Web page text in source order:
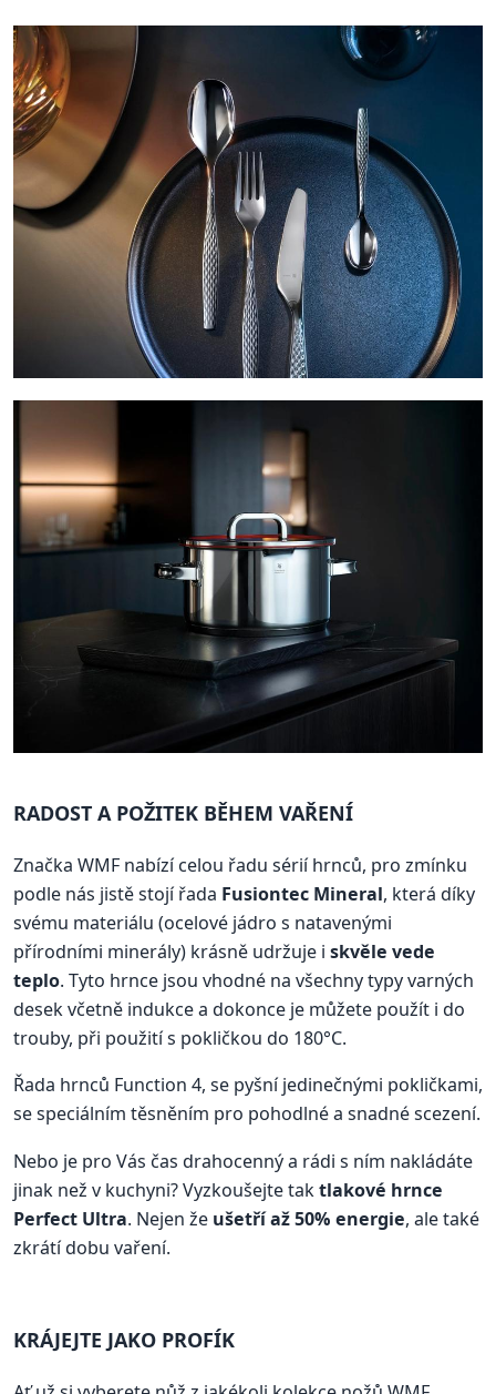
RADOST A POŽITEK BĚHEM VAŘENÍ
Značka WMF nabízí celou řadu sérií hrnců, pro zmínku
podle nás jistě stojí řada Fusiontec Mineral, která díky
svému materiálu (ocelové jádro s natavenými
přírodními minerály) krásně udržuje i skvěle vede
teplo. Tyto hrnce jsou vhodné na všechny typy varných
desek včetně indukce a dokonce je můžete použít i do
trouby, při použití s pokličkou do 180°C.
Řada hrnců Function 4, se pyšní jedinečnými pokličkami,
se speciálním těsněním pro pohodlné a snadné scezení.
Nebo je pro Vás čas drahocenný a rádi s ním nakládáte
jinak než v kuchyni? Vyzkoušejte taktlakové hrnce
Perfect Ultra. Nejen že ušetří až 50% energie, ale také
zkrátí dobu vaření.
KRÁJEJTE JAKO PROFÍK